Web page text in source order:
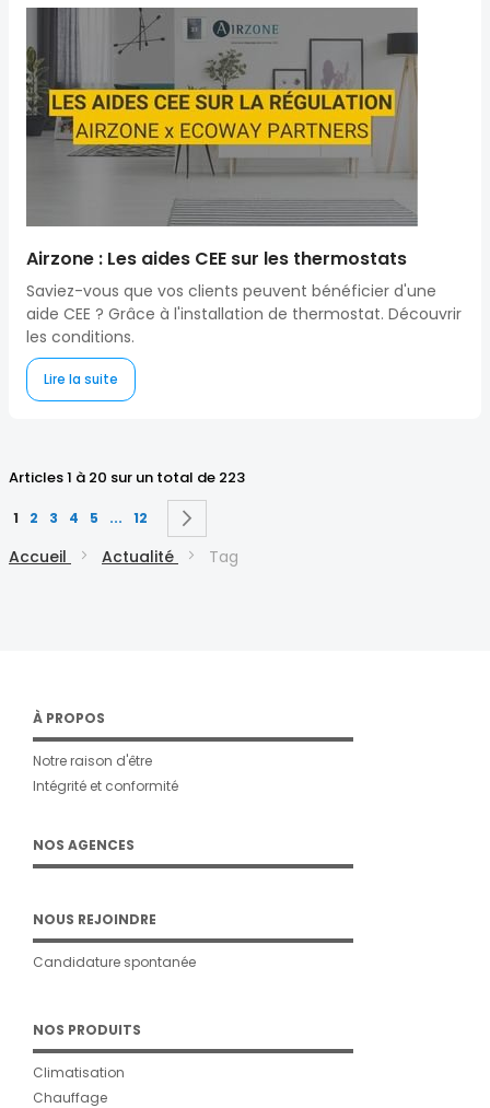
Airzone : Les aides CEE sur les thermostats
Saviez-vous que vos clients peuvent bénéficier d'une
aide CEE ? Grâce à l'installation de thermostat. Découvrir
les conditions.
Lire la suite
Articles 1 à 20 sur un total de 223
Page
Vous lisez actuellement la page
1 Page
2 Page
3 Page
4 Page
5 ... Page
12
Accueil Actualité Tag
À PROPOS
Notre raison d'être
Intégrité et conformité
NOS AGENCES
NOUS REJOINDRE
Candidature spontanée
NOS PRODUITS
Climatisation
Chauffage